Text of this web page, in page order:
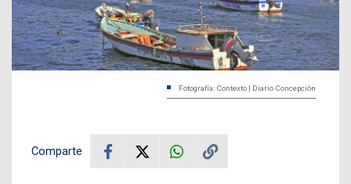
Fotografía: Contexto | Diario Concepción
Comparte